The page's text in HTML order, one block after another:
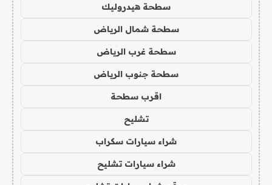
سطحة هيدروليك
سطحة شمال الرياض
سطحة غرب الرياض
سطحة جنوب الرياض
اقرب سطحة
تشليح
شراء سيارات سكراب
شراء سيارات تشليح